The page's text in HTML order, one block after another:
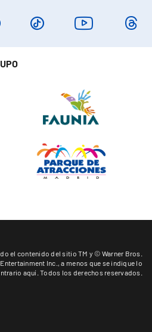
el contenido del sitio TM y © Warner Bros.
Entertainment Inc.,a menos que se indique lo
aquí . Todos los derechos reservados.